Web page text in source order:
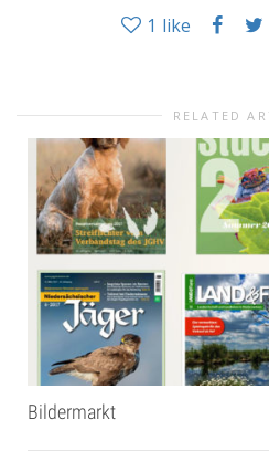
1 like
RELATED
Bildermarkt